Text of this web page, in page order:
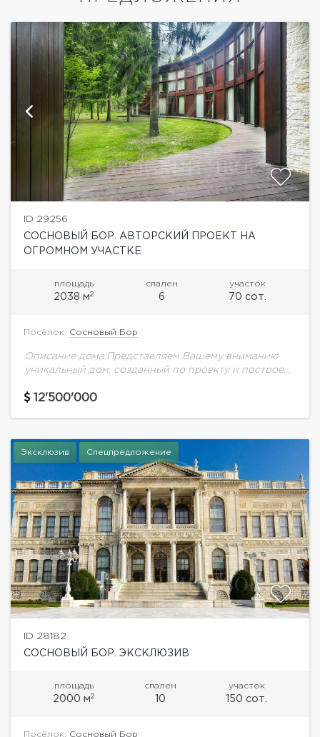
ID 29256
СОСНОВЫЙ БОР. АВТОРСКИЙ ПРОЕКТ НА
ОГРОМНОМ УЧАСТКЕ
площадь
2038 м2
спален
6
участок
70 сот.
Посёлок: Сосновый Бор
Описание дома:Представляем Вашему вниманию
уникальный дом, созданный по проекту и построен
архитектора и дизайнера Гульельмо Беркиччи
12'500'000
Эксклюзив Спецпредложение
ID 28182
СОСНОВЫЙ БОР. ЭКСКЛЮЗИВ
площадь
2000 м2
спален
10
участок
150 сот.
Посёлок: Сосновый Бор